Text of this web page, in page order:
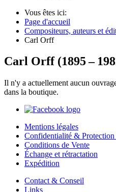
Vous êtes ici:
Page d'accueil
Compositeurs, auteurs et
Carl Orff
Carl Orff (1895–
Il n'y a actuellement aucun
dans la boutique.
Mentions légales
Confidentialité & Protection
Conditions de Vente
Échange et rétractation
Expédition
Contact & Conseil
Links